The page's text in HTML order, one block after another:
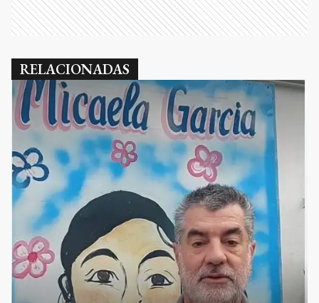
RELACIONADAS